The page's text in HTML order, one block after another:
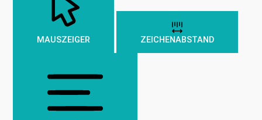
MAUSZEIGER ZEICHENABSTAND